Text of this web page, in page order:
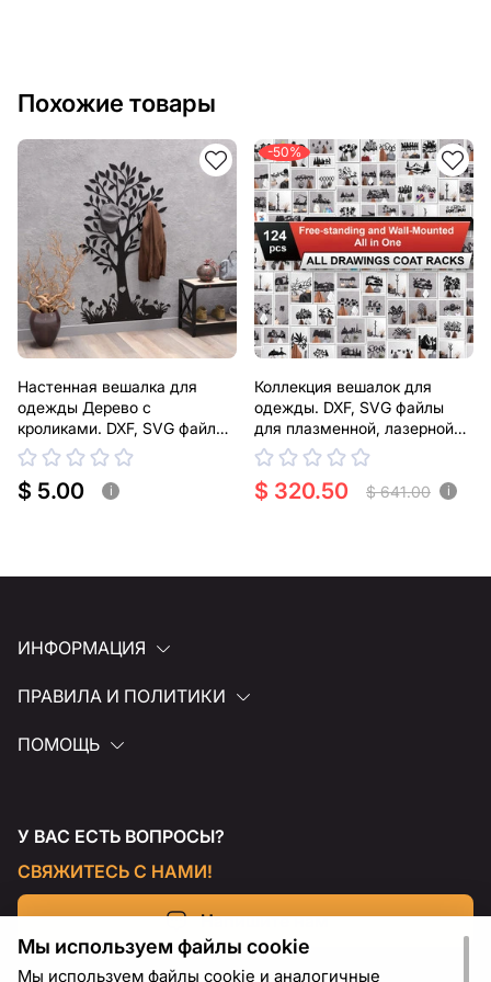
Похожие товары
Настенная вешалка для
одежды Дерево с
кроликами. DXF, SVG файлы
для плазменной, лазерной
резки
$ 5.00 i
-50%
Коллекция вешалок для
одежды. DXF, SVG файлы
для плазменной, лазерной
резки
$ 320.50 $ 641.00 i
ИНФОРМАЦИЯ
ПРАВИЛА И ПОЛИТИКИ
ПОМОЩЬ
У ВАС ЕСТЬ ВОПРОСЫ?
СВЯЖИТЕСЬ С НАМИ!
Напишите нам
Мы используем файлы cookie
Мы используем файлы cookie и аналогичные